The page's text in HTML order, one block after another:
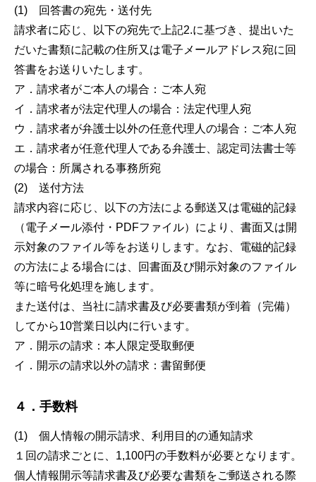
(1) 回答書の宛先・送付先
請求者に応じ、以下の宛先で上記2.に基づき、提出いた
だいた書類に記載の住所又は電子メールアドレス宛に回
答書をお送りいたします。
ア．請求者がご本人の場合：ご本人宛
イ．請求者が法定代理人の場合：法定代理人宛
ウ．請求者が弁護士以外の任意代理人の場合：ご本人宛
エ．請求者が任意代理人である弁護士、認定司法書士等
の場合：所属される事務所宛
(2) 送付方法
請求内容に応じ、以下の方法による郵送又は電磁的記録
（電子メール添付・PDFファイル）により、書面又は開
示対象のファイル等をお送りします。なお、電磁的記録
の方法による場合には、回書面及び開示対象のファイル
等に暗号化処理を施します。
また送付は、当社に請求書及び必要書類が到着（完備）
してから10営業日以内に行います。
ア．開示の請求：本人限定受取郵便
イ．開示の請求以外の請求：書留郵便
４．手数料
(1) 個人情報の開示請求、利用目的の通知請求
１回の請求ごとに、1,100円の手数料が必要となります。
個人情報開示等請求書及び必要な書類をご郵送される際